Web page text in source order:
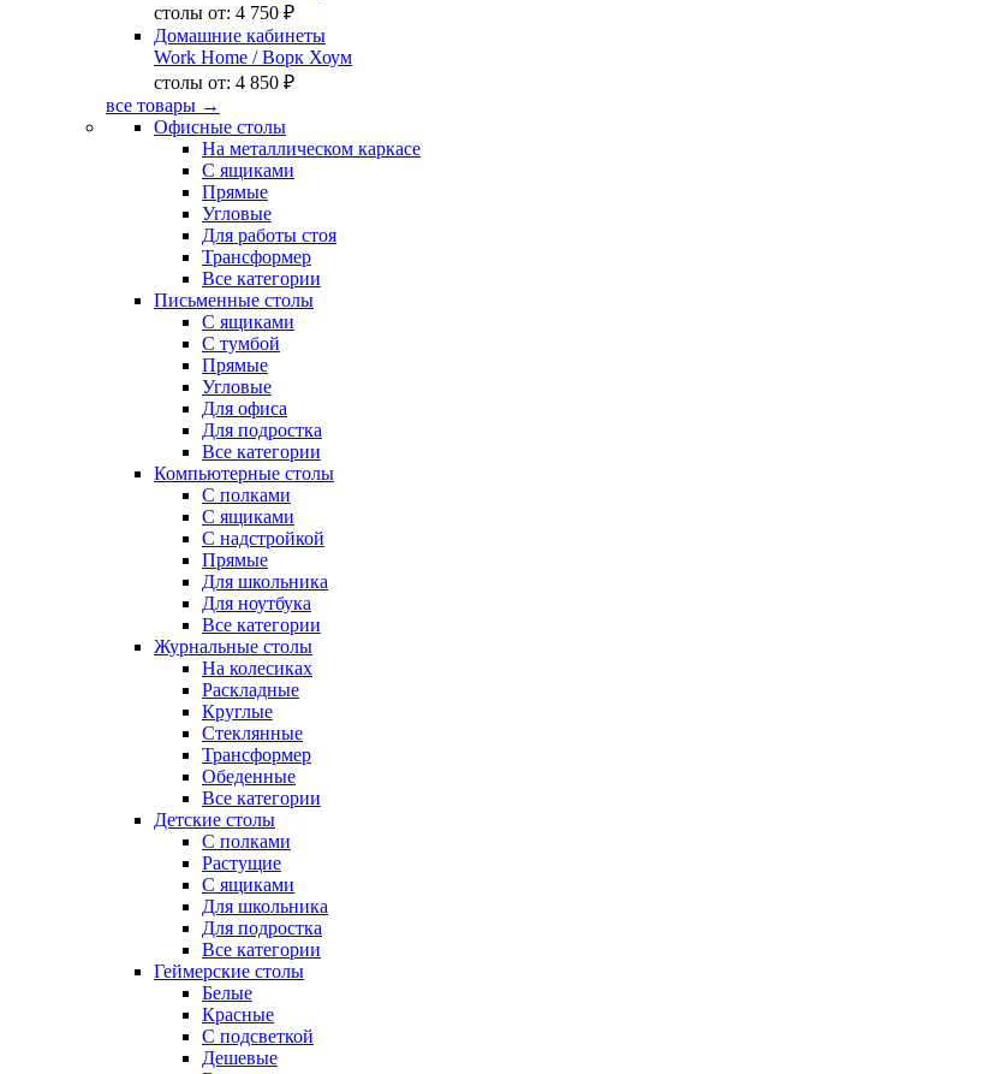
столы от: 4 750 ₽
Домашние кабинеты
Work Home / Ворк Хоум
столы от: 4 850 ₽
все товары →
Офисные столы
На металлическом каркасе
С ящиками
Прямые
Угловые
Для работы стоя
Трансформер
Все категории
Письменные столы
С ящиками
С тумбой
Прямые
Угловые
Для офиса
Для подростка
Все категории
Компьютерные столы
С полками
С ящиками
С надстройкой
Прямые
Для школьника
Для ноутбука
Все категории
Журнальные столы
На колесиках
Раскладные
Круглые
Стеклянные
Трансформер
Обеденные
Все категории
Детские столы
С полками
Растущие
С ящиками
Для школьника
Для подростка
Все категории
Геймерские столы
Белые
Красные
С подсветкой
Дешевые